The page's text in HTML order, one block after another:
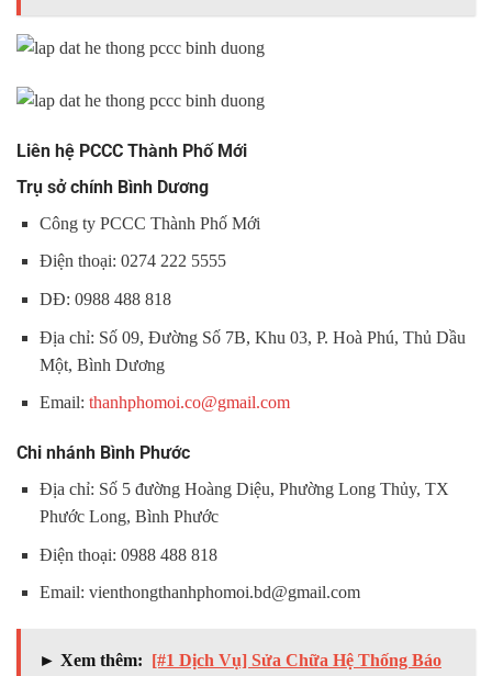
Liên hệ PCCC Thành Phố Mới
Trụ sở chính Bình Dương
Công ty PCCC Thành Phố Mới
Điện thoại: 0274 222 5555
DĐ: 0988 488 818
Địa chỉ: Số 09, Đường Số 7B, Khu 03, P. Hoà Phú, Thủ Dầu
Một, Bình Dương
Email: thanhphomoi.co@gmail.com
Chi nhánh Bình Phước
Địa chỉ: Số 5 đường Hoàng Diệu, Phường Long Thủy, TX
Phước Long, Bình Phước
Điện thoại: 0988 488 818
Email: vienthongthanhphomoi.bd@gmail.com
► Xem thêm: [#1 Dịch Vụ] Sửa Chữa Hệ Thống Báo